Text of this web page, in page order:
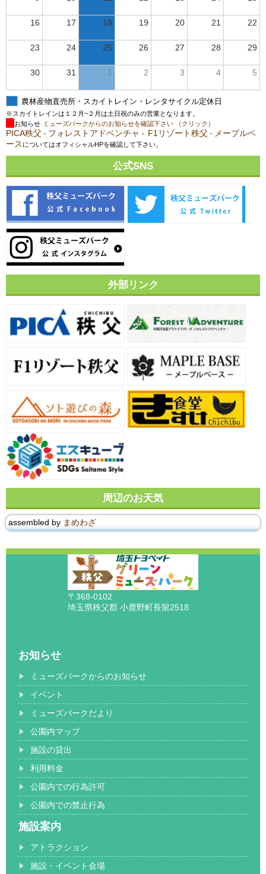
16 17 18 19 20 21 22
23 24 25 26 27 28 29
30 31 1 2 3 4 5
農林産物直売所・スカイトレイン・レンタサイクル定休日
※スカイトレインは１２月~２月は土日祝のみの営業となります。
お知らせ ミューズパークからのお知らせを確認下さい （クリック）
PICA秩父 ・ フォレストアドベンチャ ・ F1リゾート秩父 ・ メープルベ
ース についてはオフィシャルHPを確認して下さい。
公式SNS
外部リンク
周辺のお天気
assembled by まめわざ
〒368-0102
埼玉県秩父郡 小鹿野町長留2518
お知らせ
ミューズパークからのお知らせ
イベント
ミューズパークだより
公園内マップ
施設の貸出
利用料金
公園内での行為許可
公園内での禁止行為
施設案内
アトラクション
施設・イベント会場